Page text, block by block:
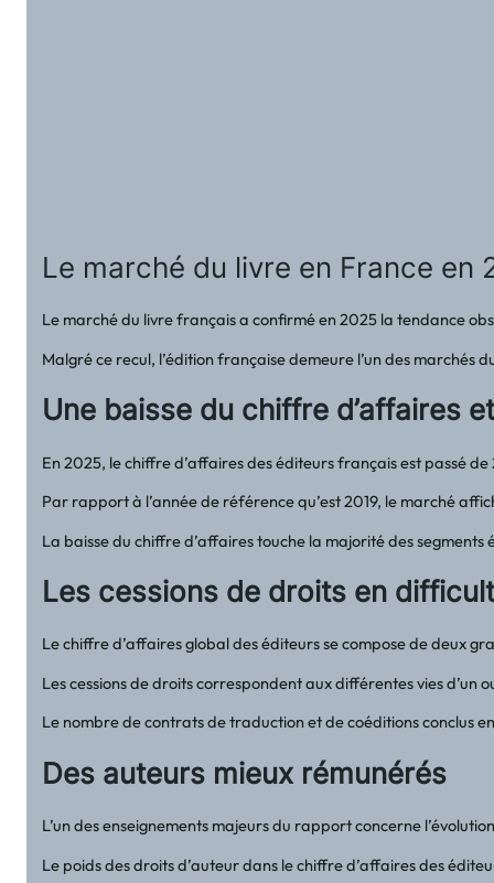
Le marché du livre en France
Le marché du livre français a confirmé en 2025 la tendance
Malgré ce recul, l’édition française demeure l’un des marchés
Une baisse du chiffre d’affaires
En 2025, le chiffre d’affaires des éditeurs français est passé
Par rapport à l’année de référence qu’est 2019, le marché
La baisse du chiffre d’affaires touche la majorité des
Les cessions de droits en
Le chiffre d’affaires global des éditeurs se compose de deux
Les cessions de droits correspondent aux différentes vies
Le nombre de contrats de traduction et de coéditions conclus
Des auteurs mieux rémunérés
L’un des enseignements majeurs du rapport concerne
Le poids des droits d’auteur dans le chiffre d’affaires des